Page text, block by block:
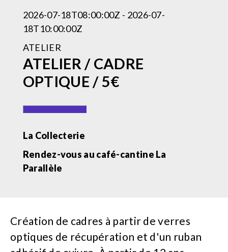
2026-07-18T08:00:00Z - 2026-07-
18T10:00:00Z
ATELIER
ATELIER / CADRE
OPTIQUE / 5€
La Collecterie
Rendez-vous au café-cantine La
Parallèle
Création de cadres à partir de verres
optiques de récupération et d'un ruban